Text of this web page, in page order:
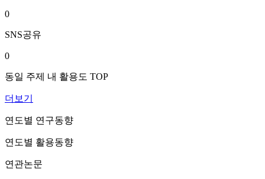
0
SNS공유
0
동일 주제 내 활용도 TOP
더보기
연도별 연구동향
연도별 활용동향
연관논문